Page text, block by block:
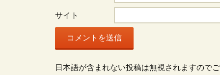
サイト
日本語が含まれない投稿は無視されますので